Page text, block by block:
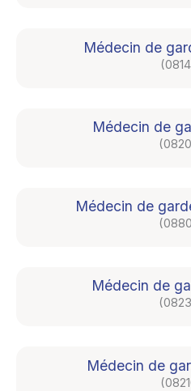
Médecin de
Médecin de
Médecin de
Médecin de
Médecin de